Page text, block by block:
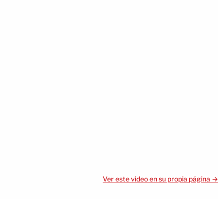
Ver este video en su propia página →